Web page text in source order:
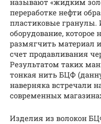
переработке нефти
пластиковые
оборудование, которое
размягчить материал
счет продавливания
Результатом таких
тонкая нить БЦФ
наверняка встречали
современных
Изделия из волокон